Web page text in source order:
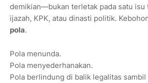
demikian—bukan terletak pada satu isu
ijazah, KPK, atau dinasti politik.
pola.
Pola menunda.
Pola menyederhanakan.
Pola berlindung di balik legalitas sambil